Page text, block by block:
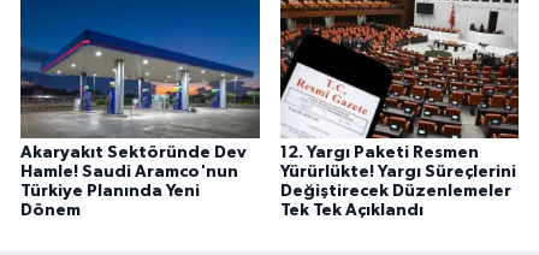
Akaryakıt Sektöründe Dev
Hamle! Saudi Aramco'nun
Türkiye Planında Yeni
Dönem
12. Yargı Paketi Resmen
Yürürlükte! Yargı Süreçlerini
Değiştirecek Düzenlemeler
Tek Tek Açıklandı